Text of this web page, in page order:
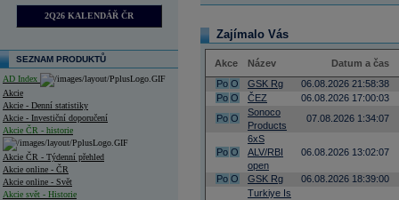
2Q26 KALENDÁŘ ČR
SEZNAM PRODUKTŮ
AD Index
Akcie
Akcie - Denní statistiky
Akcie - Investiční doporučení
Akcie ČR - historie
Akcie ČR - Týdenní přehled
Akcie online - ČR
Akcie online - Svět
Akcie svět - Historie
Zajímalo Vás
Akce Název
Datum a čas
Po O GSK Rg
06.08.2026 21:58:38
Po O ČEZ
06.08.2026 17:00:03
Po O
Sonoco
Products
07.08.2026 1:34:07
Po O
6xS
ALV/RBI
open
06.08.2026 13:02:07
Po O GSK Rg 06.08.2026 18:39:00
Turkiye Is